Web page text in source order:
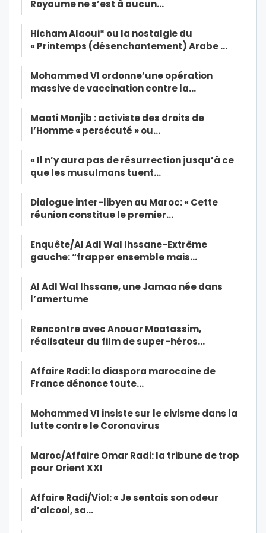
Royaume ne s’est à aucun…
Hicham Alaoui* ou la nostalgie du
« Printemps (désenchantement) Arabe …
Mohammed VI ordonne’une opération
massive de vaccination contre la…
Maati Monjib : activiste des droits de
l’Homme « persécuté » ou…
« Il n’y aura pas de résurrection jusqu’à ce
que les musulmans tuent…
Dialogue inter-libyen au Maroc: « Cette
réunion constitue le premier…
Enquête/Al Adl Wal Ihssane-Extrême
gauche: “frapper ensemble mais…
Al Adl Wal Ihssane, une Jamaa née dans
l’amertume
Rencontre avec Anouar Moatassim,
réalisateur du film de super-héros…
Affaire Radi: la diaspora marocaine de
France dénonce toute…
Mohammed VI insiste sur le civisme dans la
lutte contre le Coronavirus
Maroc/Affaire Omar Radi: la tribune de trop
pour Orient XXI
Affaire Radi/Viol: « Je sentais son odeur
d’alcool, sa…